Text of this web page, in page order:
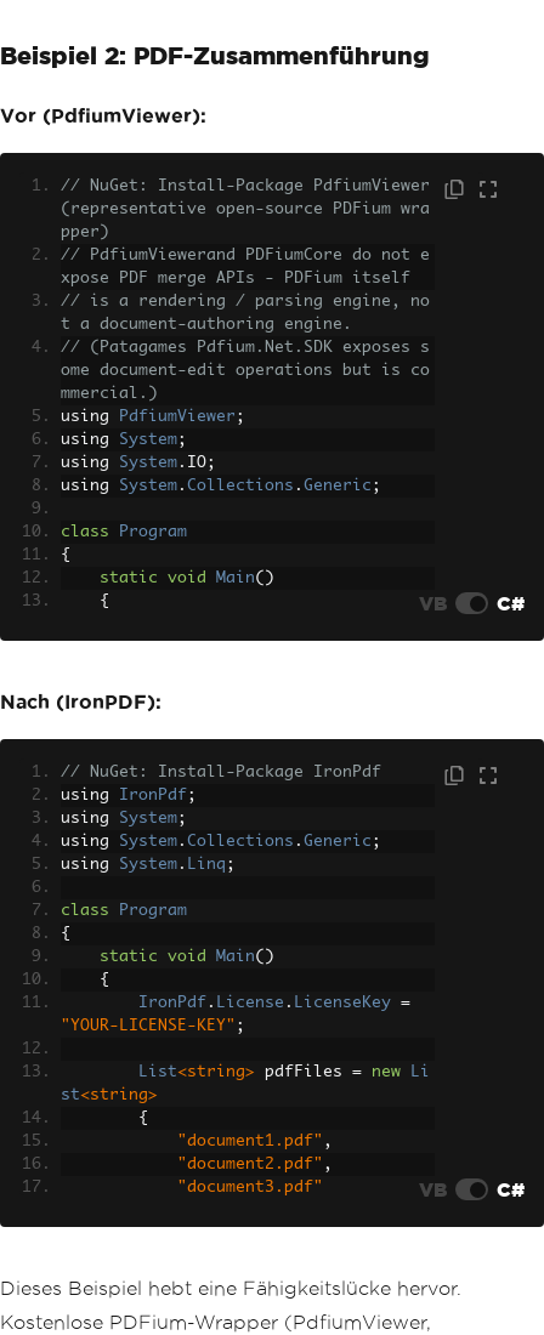
Beispiel 2: PDF-Zusammenführung
Vor (PdfiumViewer):
// NuGet: Install-Package PdfiumViewer
(representative open-source PDFium wra
pper)
// PdfiumViewerand PDFiumCore do not e
xpose PDF merge APIs - PDFium itself
// is a rendering / parsing engine, no
t a document-authoring engine.
// (Patagames Pdfium.Net.SDK exposes s
ome document-edit operations but is co
mmercial.)
using
PdfiumViewer ;
using System;
using System . IO;
using System . Collections . Generic ;
class
Program
{
static
void Main()
{
"document3.pdf"
// To merge PDFs from a PDFium
wrapper you must reach for another lib
rary
// (PdfSharp, iText, IronPDF)
or, with Patagames Pdfium.Net.SDK, use
its
// document-edit APIs.
Console WriteLine (
"PDF merging
is not supported by PdfiumViewer/PDFiu
VB C#
Nach (IronPDF):
// NuGet: Install-Package IronPdf
using IronPdf ;
using System;
using System . Collections . Generic ;
using System . Linq ;
class
Program
{
static
void Main()
{
IronPdf . License . LicenseKey
=
"YOUR-LICENSE-KEY" ;
List<string> pdfFiles = new
Li
st<string>
{
"document1.pdf" ,
"document2.pdf" ,
"document3.pdf"
n IEnumerable<PdfDocument>, so load ea
ch file first.
var docs = pdfFiles.Select(pat
VB C#
Dieses Beispiel hebt eine Fähigkeitslücke hervor.
Kostenlose PDFium-Wrapper (PdfiumViewer,